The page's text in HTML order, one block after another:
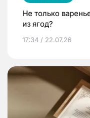
Не только
из ягод?
17:34 / 22.07.26